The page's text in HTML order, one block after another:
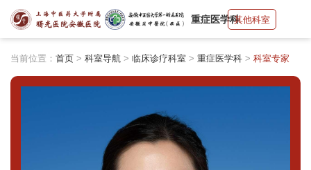
重症医学科其他科室
当前位置： 首页 > 科室导航 > 临床诊疗科室 > 重症医学科 > 科室专家